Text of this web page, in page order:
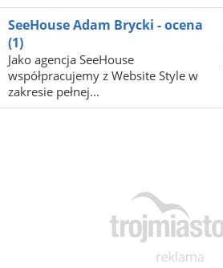
SeeHouse Adam Brycki - ocena
(1)
Jako agencja SeeHouse
współpracujemy z Website Style w
zakresie pełnej...